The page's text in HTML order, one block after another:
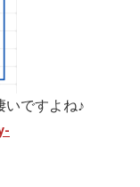
いですよね♪